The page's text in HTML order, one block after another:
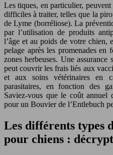
Les tiques, en particulier,
difficiles à traiter, telles que la
de Lyme (borréliose). La
par l’utilisation de produits
l’âge et au poids de votre chien,
pelage après les promenades en
zones herbeuses. Une
peut couvrir les frais liés aux
et aux soins vétérinaires en
parasitaires, en fonction des
Saviez-vous que le coût annuel
pour un Bouvier de l’Entlebuch
Les différents types
pour chiens :